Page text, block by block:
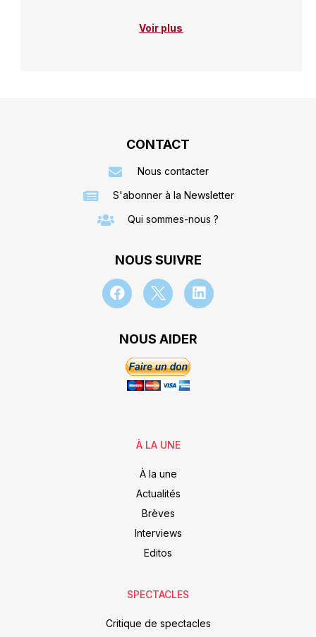
Voir plus
CONTACT
Nous contacter
S'abonner à la Newsletter
Qui sommes-nous ?
NOUS SUIVRE
NOUS AIDER
À LA UNE
À la une
Actualités
Brèves
Interviews
Editos
SPECTACLES
Critique de spectacles